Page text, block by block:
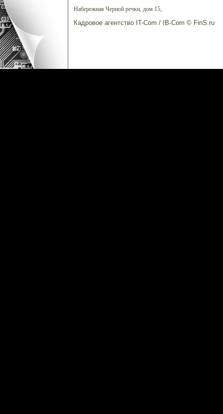
Набережная Черной речки, дом 15,
Кадровое агентство IT-Com / IB-Com © FinS.ru